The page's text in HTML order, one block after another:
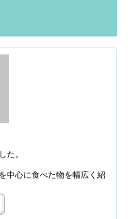
た。
中心に食べた物を幅広く紹